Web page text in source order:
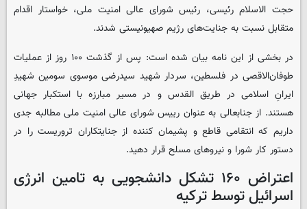
حجت الاسلام رئیسی، رئیس شورای عالی امنیت ملی، خواستار اقدام
متقابل نسبت به جنایت‌های رژیم صهیونیستی شدند.
در بخشی از این نامه بیان شده است: پس از گذشت ۱۰۰ روز از عملیات
طوفان‌الاقصی در فلسطین، سردار شهید سیدرضی موسوی سومین شهیدِ
ایرانِ اسلامی در طریق القدس و در مسیر مبارزه با استکبار جهانی
هستند. از جنابعالی به عنوان رییس شورای عالی امنیت ملی مطالبه جدی
داریم که انتقامی قاطع و پشیمان کننده از جنایتکاران تروریست را در
دستور کار شورا و نیروهای مسلح قرار دهید.
اعتراض ۱۶۰ تشکل دانشجویی به تامین انرژی
اسرائیل توسط ترکیه